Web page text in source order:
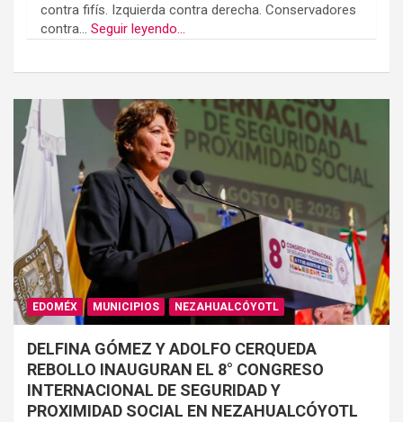
contra fifís. Izquierda contra derecha. Conservadores
contra... Seguir leyendo...
EDOMÉX MUNICIPIOS NEZAHUALCÓYOTL
DELFINA GÓMEZ Y ADOLFO CERQUEDA
REBOLLO INAUGURAN EL 8° CONGRESO
INTERNACIONAL DE SEGURIDAD Y
PROXIMIDAD SOCIAL EN NEZAHUALCÓYOTL